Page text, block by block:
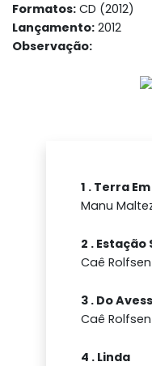
Formatos: CD (2012)
Lançamento: 2012
Observação:
1 . Terra
Manu
2 . Estação
Caê Rolfsen
3 . Do
Caê Rolfsen
4 . Linda